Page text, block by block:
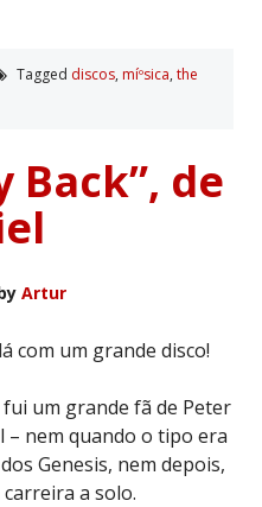
Tagged discos, míºsica, the
Back”, de
Artur
com um grande disco!
um grande fã de Peter
– nem quando o tipo era
Genesis, nem depois,
carreira a solo.